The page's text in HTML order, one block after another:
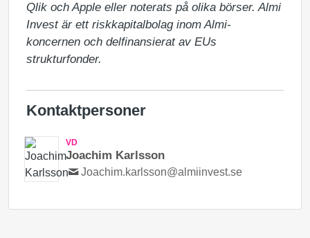
Qlik och Apple eller noterats på olika börser. Almi
Invest är ett riskkapitalbolag inom Almi-
koncernen och delfinansierat av EUs
strukturfonder.
Kontaktpersoner
VD
Joachim Karlsson
Joachim.karlsson@almiinvest.se